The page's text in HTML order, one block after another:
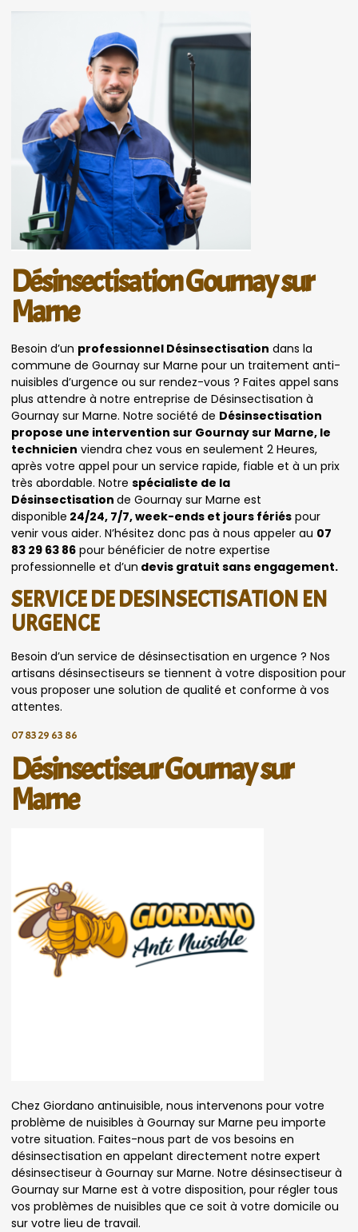
Désinsectisation Gournay sur
Marne
Besoin d’un professionnel Désinsectisation dans la
commune de Gournay sur Marne pour un traitement anti-
nuisibles d’urgence ou sur rendez-vous ? Faites appel sans
plus attendre à notre entreprise de Désinsectisation à
Gournay sur Marne. Notre société de Désinsectisation
propose une intervention sur Gournay sur Marne, le
technicien viendra chez vous en seulement 2 Heures,
après votre appel pour un service rapide, fiable et à un prix
très abordable. Notre spécialiste de la
Désinsectisation de Gournay sur Marne est
disponible 24/24, 7/7, week-ends et jours fériés pour
venir vous aider. N’hésitez donc pas à nous appeler au 07
83 29 63 86 pour bénéficier de notre expertise
professionnelle et d’un devis gratuit sans engagement.
SERVICE DE DESINSECTISATION EN
URGENCE
Besoin d’un service de désinsectisation en urgence ? Nos
artisans désinsectiseurs se tiennent à votre disposition pour
vous proposer une solution de qualité et conforme à vos
attentes.
07 83 29 63 86
Désinsectiseur Gournay sur
Marne
Chez Giordano antinuisible, nous intervenons pour votre
problème de nuisibles à Gournay sur Marne peu importe
votre situation. Faites-nous part de vos besoins en
désinsectisation en appelant directement notre expert
désinsectiseur à Gournay sur Marne. Notre désinsectiseur à
Gournay sur Marne est à votre disposition, pour régler tous
vos problèmes de nuisibles que ce soit à votre domicile ou
sur votre lieu de travail.